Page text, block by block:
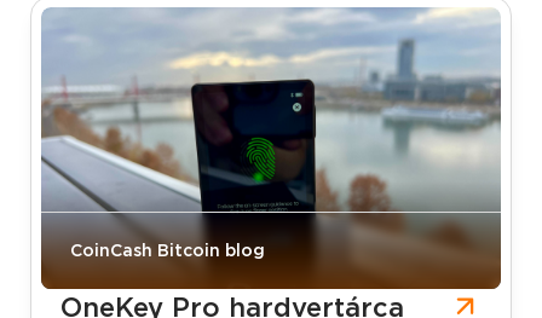
CoinCash Bitcoin blog
OneKey Pro hardvertárca